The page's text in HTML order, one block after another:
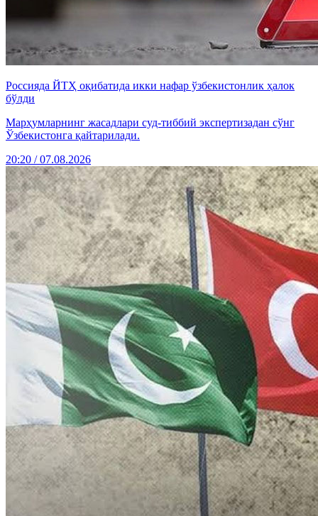
Россияда ЙТҲ оқибатида икки нафар ўзбекистонлик ҳалок
бўлди
Марҳумларнинг жасадлари суд-тиббий экспертизадан сўнг
Ўзбекистонга қайтарилади.
20:20 / 07.08.2026